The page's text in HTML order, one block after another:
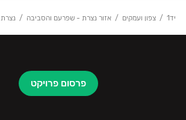
יד1 צפון ועמקים אזור נצרת - שפרעם והסביבה נצרת
פרסום פרויקט